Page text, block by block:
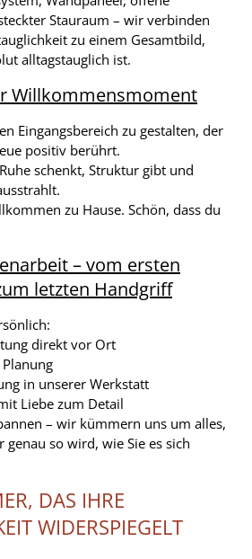
Stauraum – wir verbinden
zu einem Gesamtbild,
alltagstauglich ist.
Willkommensmoment
Eingangsbereich zu gestalten, der
positiv berührt.
schenkt, Struktur gibt und
zu Hause. Schön, dass du
– vom ersten
letzten Handgriff
direkt vor Ort
in unserer Werkstatt
Liebe zum Detail
– wir kümmern uns um alles,
so wird, wie Sie es sich
DAS IHRE
WIDERSPIEGELT